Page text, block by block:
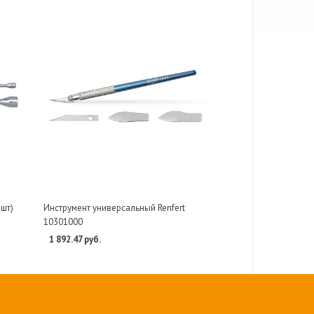
Инструмент универсальный Renfert
10301000
1 892.47 руб.